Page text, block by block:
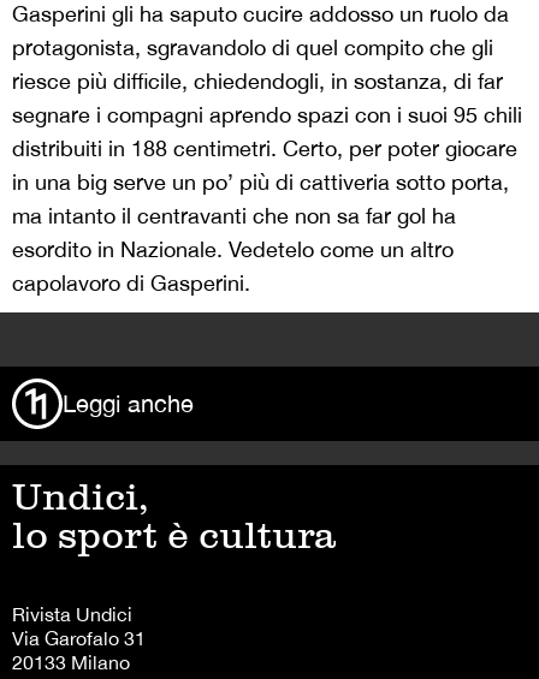
Gasperini gli ha saputo cucire addosso un ruolo da
protagonista, sgravandolo di quel compito che gli
riesce più difficile, chiedendogli, in sostanza, di far
segnare i compagni aprendo spazi con i suoi 95 chili
distribuiti in 188 centimetri. Certo, per poter giocare
in una big serve un po’ più di cattiveria sotto porta,
ma intanto il centravanti che non sa far gol ha
esordito in Nazionale. Vedetelo come un altro
capolavoro di Gasperini.
Leggi anche
Undici,
lo sport è cultura
Rivista Undici
Via Garofalo 31
20133 Milano